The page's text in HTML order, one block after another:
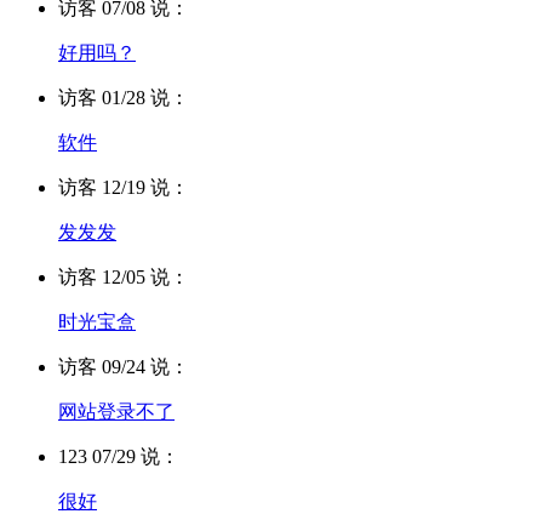
访客 07/08 说：
好用吗？
访客 01/28 说：
软件
访客 12/19 说：
发发发
访客 12/05 说：
时光宝盒
访客 09/24 说：
网站登录不了
123 07/29 说：
很好